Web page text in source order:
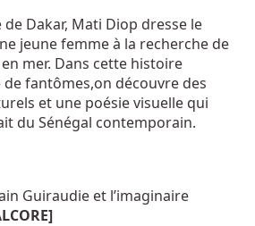
de Dakar, Mati Diop dresse le
jeune femme à la recherche de
mer. Dans cette histoire
de fantômes,on découvre des
et une poésie visuelle qui
du Sénégal contemporain.
Guiraudie et l’imaginaire